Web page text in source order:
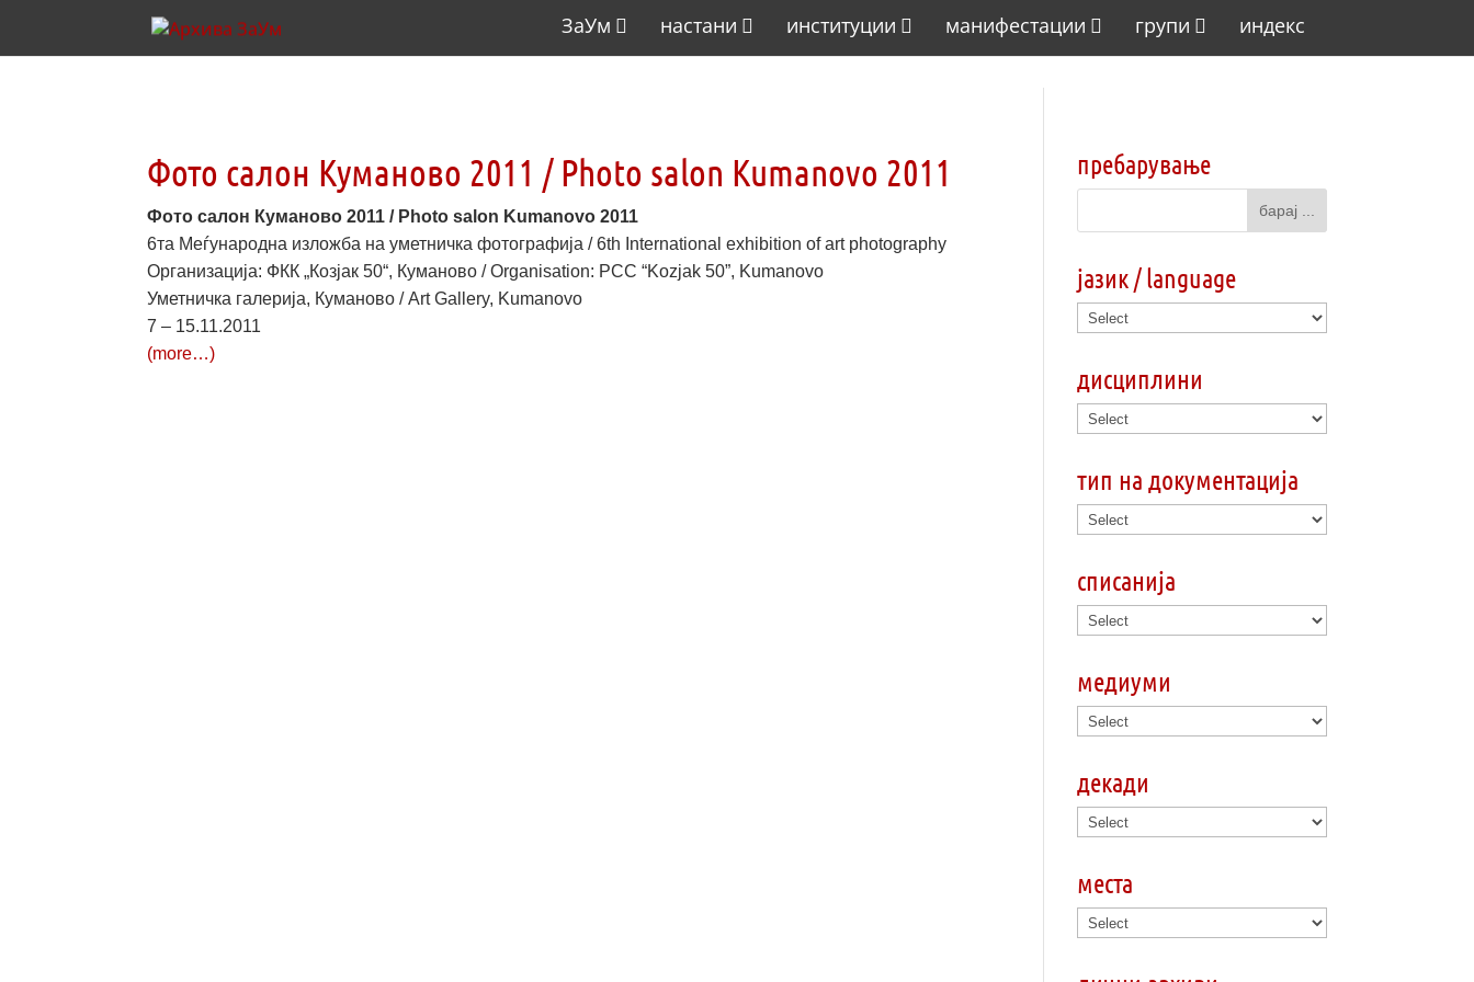
ЗаУм настани институции манифестации групи индекс
Фото салон Куманово 2011 / Photo salon Kumanovo 2011
Фото салон Куманово 2011 / Photo salon Kumanovo 2011
6та Меѓународна изложба на уметничка фотографија / 6th International exhibition of art photography
Организација: ФКК „Козјак 50“, Куманово / Organisation: PCC “Kozjak 50”, Kumanovo
Уметничка галерија, Куманово / Art Gallery, Kumanovo
7 – 15.11.2011
(more…)
пребарување
јазик / language
дисциплини
тип на документација
списанија
медиуми
декади
места